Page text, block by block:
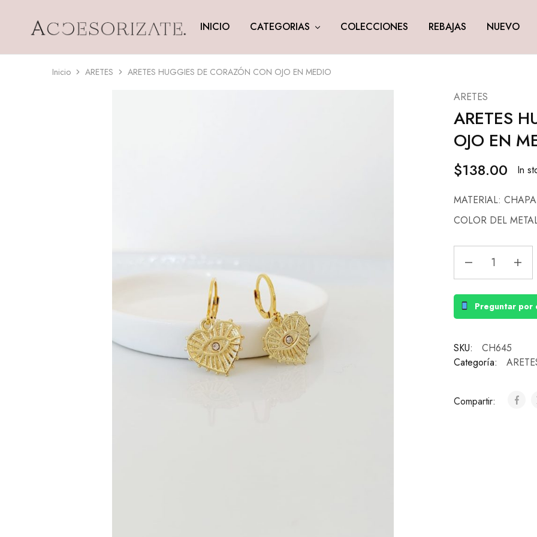
Accesorizate INICIO CATEGORIAS COLECCIONES REBAJAS NUEVO
Inicio ARETES ARETES HUGGIES DE CORAZÓN CON OJO EN MEDIO
ARETES
ARETES
OJO EN
$138.00 In
MATERIAL:
COLOR DEL
Preguntar por
SKU:
CH645
Categoría:
Compartir: